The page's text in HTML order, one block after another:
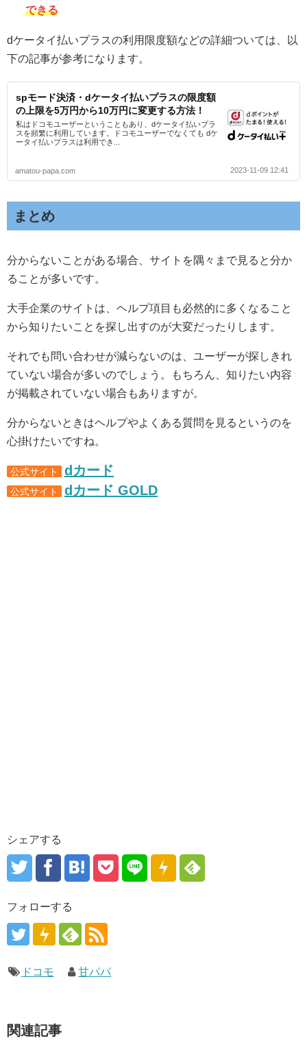
できる
dケータイ払いプラスの利用限度額などの詳細ついては、以
下の記事が参考になります。
spモード決済・dケータイ払いプラスの限度額
の上限を5万円から10万円に変更する方法！
私はドコモユーザーということもあり、dケータイ払いプラ
スを頻繁に利用しています。ドコモユーザーでなくても dケ
ータイ払いプラスは利用でき...
amatou-papa.com 2023-11-09 12:41
まとめ
分からないことがある場合、サイトを隅々まで見ると分か
ることが多いです。
大手企業のサイトは、ヘルプ項目も必然的に多くなること
から知りたいことを探し出すのが大変だったりします。
それでも問い合わせが減らないのは、ユーザーが探しきれ
ていない場合が多いのでしょう。もちろん、知りたい内容
が掲載されていない場合もありますが。
分からないときはヘルプやよくある質問を見るというのを
心掛けたいですね。
公式サイト dカード
公式サイト dカード GOLD
シェアする
フォローする
ドコモ 甘パパ
関連記事